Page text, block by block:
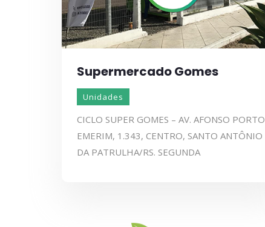
Supermercado Gomes
Unidades
CICLO SUPER GOMES – AV. AFONSO PORTO
EMERIM, 1.343, CENTRO, SANTO ANTÔNIO
DA PATRULHA/RS. SEGUNDA